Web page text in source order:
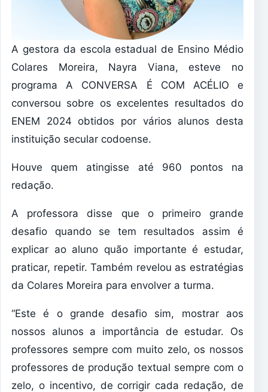
A gestora da escola estadual de Ensino Médio
Colares Moreira, Nayra Viana, esteve no
programa A CONVERSA É COM ACÉLIO e
conversou sobre os excelentes resultados do
ENEM 2024 obtidos por vários alunos desta
instituição secular codoense.
Houve quem atingisse até 960 pontos na
redação.
A professora disse que o primeiro grande
desafio quando se tem resultados assim é
explicar ao aluno quão importante é estudar,
praticar, repetir. Também revelou as estratégias
da Colares Moreira para envolver a turma.
“Este é o grande desafio sim, mostrar aos
nossos alunos a importância de estudar. Os
professores sempre com muito zelo, os nossos
professores de produção textual sempre com o
zelo, o incentivo, de corrigir cada redação, de